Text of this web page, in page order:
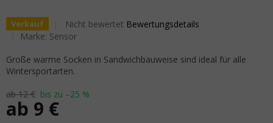
Verkauf Die durchschnittliche Produktbewertung ist 0,0 von
Nicht bewertet Bewertungsdetails
Marke: Sensor
ab 12 € bis zu –25 %
ab 9 €
Große warme Socken in Sandwichbauweise sind ideal für alle
Wintersportarten.